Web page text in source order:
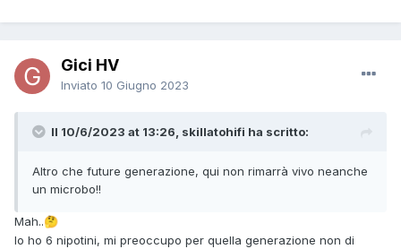
Gici HV
Inviato 10 Giugno 2023
Il 10/6/2023 at 13:26, skillatohifi ha scritto:
Altro che future generazione, qui non rimarrà vivo neanche
un microbo!!
Mah..🤔
Io ho 6 nipotini, mi preoccupo per quella generazione non di